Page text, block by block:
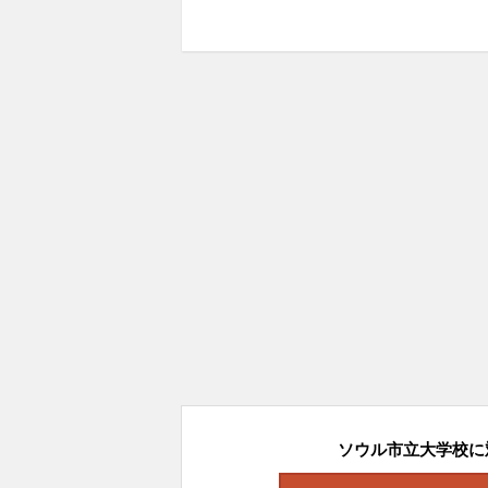
ソウル市立大学校